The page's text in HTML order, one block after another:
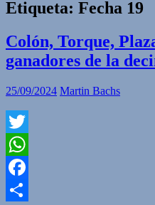
Etiqueta: Fecha 19
Colón, Torque,
ganadores de la
25/09/2024 Martin Bachs
Twitter
WhatsApp
Facebook